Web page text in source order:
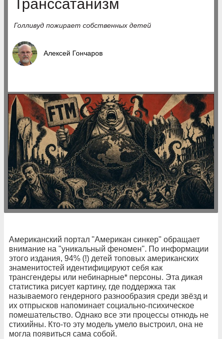
Транссатанизм
Голливуд пожирает собственных детей
Алексей Гончаров
Американский портал "Американ синкер" обращает
внимание на "уникальный феномен". По информации
этого издания, 94% (!) детей топовых американских
знаменитостей идентифицируют себя как
трансгендеры или небинарные* персоны. Эта дикая
статистика рисует картину, где поддержка так
называемого гендерного разнообразия среди звёзд и
их отпрысков напоминает социально-психическое
помешательство. Однако все эти процессы отнюдь не
стихийны. Кто-то эту модель умело выстроил, она не
могла появиться сама собой.